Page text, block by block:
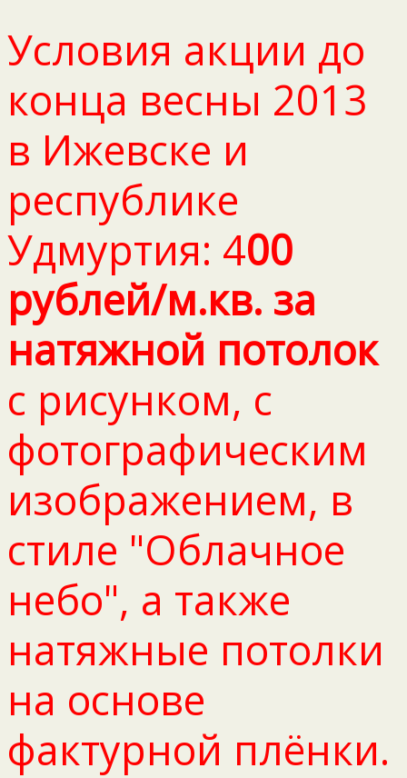
Условия акции до
конца весны 2013
в Ижевске и
республике
Удмуртия: 400
рублей/м.кв. за
натяжной потолок
с рисунком, с
фотографическим
изображением, в
стиле "Облачное
небо", а также
натяжные потолки
на основе
фактурной плёнки.